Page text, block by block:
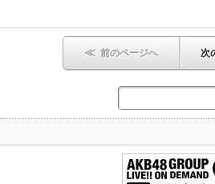
≪ 前のページへ 次